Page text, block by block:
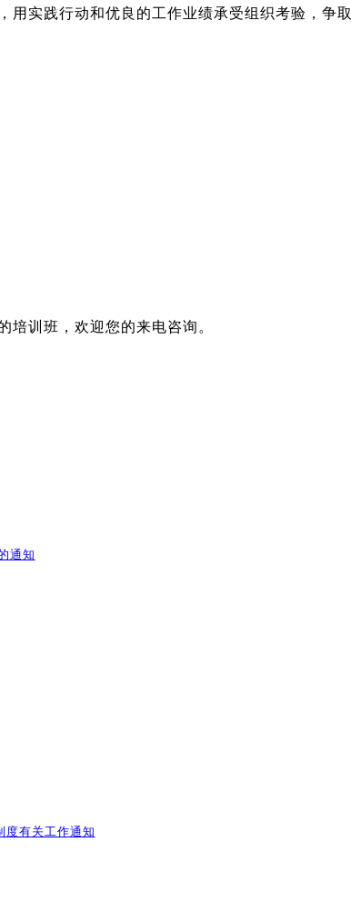
实践行动和优良的工作业绩承受组织考验，争
培训班，欢迎您的来电咨询。
通知
有关工作通知